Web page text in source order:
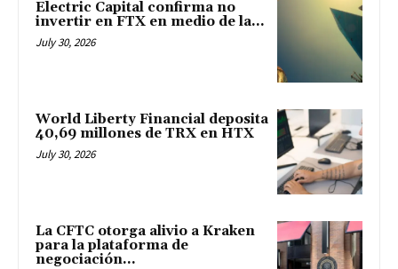
Electric Capital confirma no
invertir en FTX en medio de la...
July 30, 2026
World Liberty Financial deposita
40,69 millones de TRX en HTX
July 30, 2026
La CFTC otorga alivio a Kraken
para la plataforma de
negociación...